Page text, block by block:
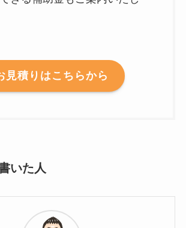
見積りはこちらから
いた人